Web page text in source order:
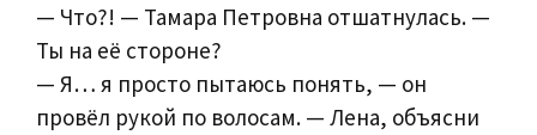
— Что?! — Тамара Петровна отшатнулась. —
Ты на её стороне?
— Я… я просто пытаюсь понять, — он
провёл рукой по волосам. — Лена, объясни